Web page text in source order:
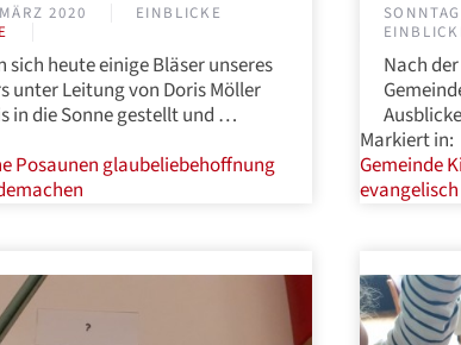
2020
EINBLICKE
sich heute einige Bläser unseres
unter Leitung von Doris Möller
in die Sonne gestellt und …
Posaunenglaubeliebehoffnung
Nach
Markiert in:
Gemeinde
evangelisch